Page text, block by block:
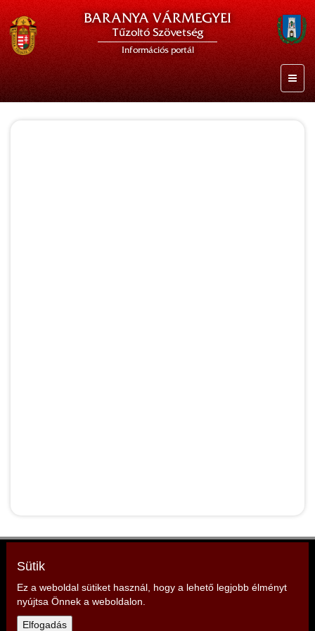
BARANYA VÁRMEGYEI
Tűzoltó Szövetség
Információs portál
Baranya Vármegyei Tűzoltó Szövetség
Cím: 7627 Pécs, Engel János utca 1.
Sütik
Ez a weboldal sütiket használ, hogy a lehető legjobb élményt
nyújtsa Önnek a weboldalon.
Elfogadás